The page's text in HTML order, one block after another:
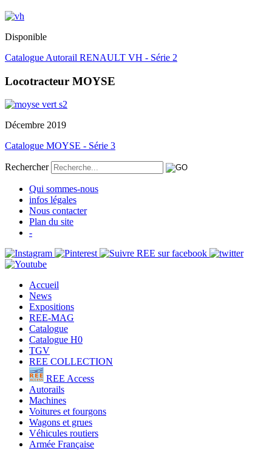
Disponible
Catalogue Autorail RENAULT VH - Série 2
Locotracteur MOYSE
Décembre 2019
Catalogue MOYSE - Série 3
Rechercher
Qui sommes-nous
infos légales
Nous contacter
Plan du site
-
Accueil
News
Expositions
REE-MAG
Catalogue
Catalogue H0
TGV
REE COLLECTION
REE Access
Autorails
Machines
Voitures et fourgons
Wagons et grues
Véhicules routiers
Armée Française